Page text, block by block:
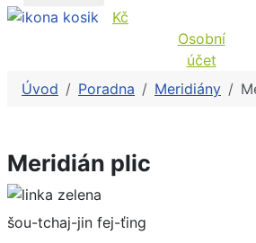
Kč
Osobní
účet
Úvod
Poradna Meridiány
Meridián plic
šou-tchaj-jin fej-ťing